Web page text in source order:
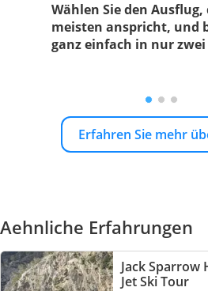
Wählen Sie den Ausflug,
meisten anspricht, und
ganz einfach in nur
Erfahren Sie mehr
Aehnliche Erfahrungen
Jack Sparrow
Jet Ski Tour